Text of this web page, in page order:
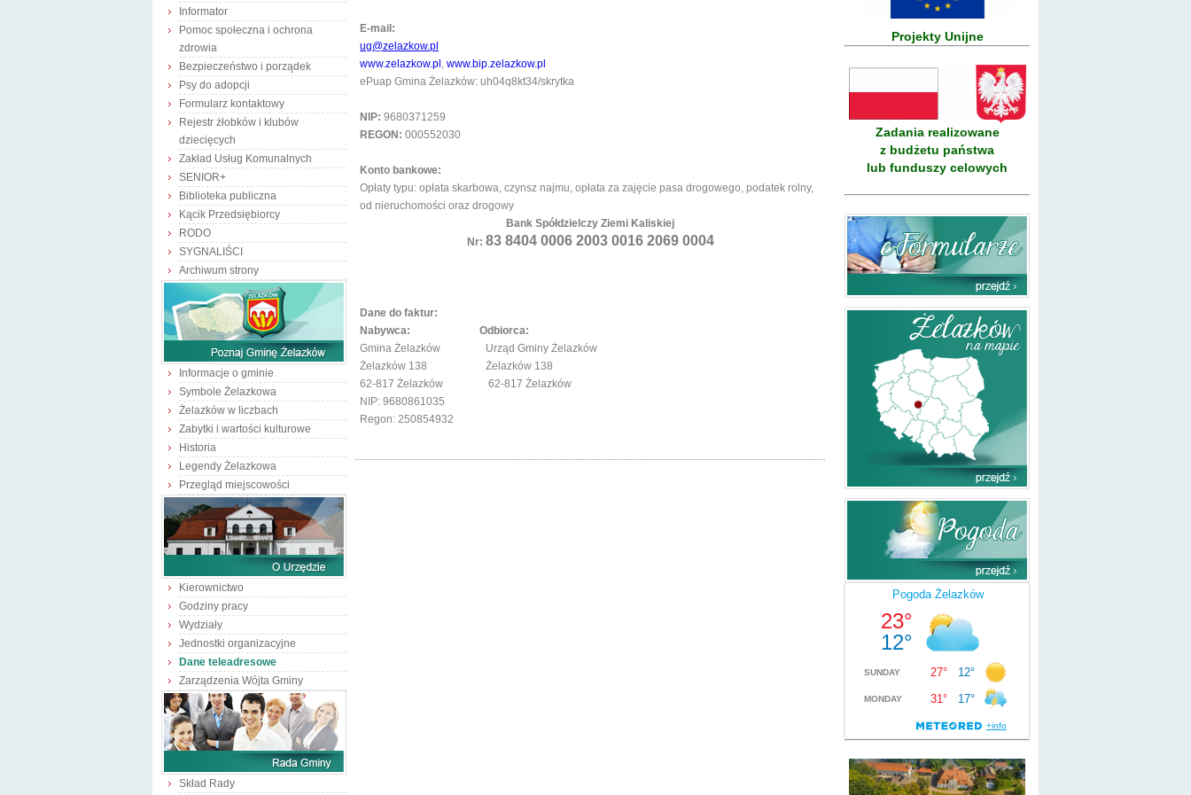
Informator
Pomoc społeczna i ochrona
zdrowia
Bezpieczeństwo i porządek
Psy do adopcji
Formularz kontaktowy
Rejestr żłobków i klubów
dziecięcych
Zakład Usług Komunalnych
SENIOR+
Biblioteka publiczna
Kącik Przedsiębiorcy
RODO
SYGNALIŚCI
Archiwum strony
Informacje o gminie
Symbole Żelazkowa
Żelazków w liczbach
Zabytki i wartości kulturowe
Historia
Legendy Żelazkowa
Przegląd miejscowości
Kierownictwo
Godziny pracy
Wydziały
Jednostki organizacyjne
Dane teleadresowe
Zarządzenia Wójta Gminy
Skład Rady
E-mail:
ug@zelazkow.pl
www.zelazkow.pl , www.bip.zelazkow.pl
ePuap Gmina Żelazków: uh04q8kt34/skrytka
NIP: 9680371259
REGON: 000552030
Konto bankowe:
Opłaty typu: opłata skarbowa, czynsz najmu, opłata za zajęcie pasa drogowego, podatek rolny,
od nieruchomości oraz drogowy
Bank Spółdzielczy Ziemi Kaliskiej
Nr: 83 8404 0006 2003 0016 2069 0004
Dane do faktur:
Nabywca: Odbiorca:
Gmina Żelazków Urząd Gminy Żelazków
Żelazków 138 Żelazków 138
62-817 Żelazków 62-817 Żelazków
NIP: 9680861035
Regon: 250854932
Projekty Unijne
Zadania realizowane
z budżetu państwa
lub funduszy celowych